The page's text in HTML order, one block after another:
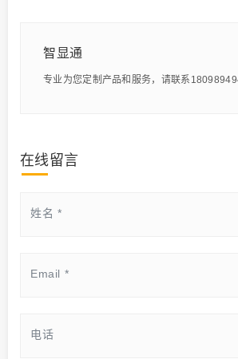
智显通
专业为您定制产品和服务，请联系
在线留言